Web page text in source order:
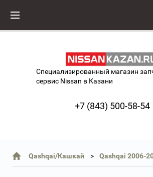
Специализированный магазин
сервис Nissan в Казани
+7 (843) 500-58-54
Qashqai/Кашкай Qashqai 2006-